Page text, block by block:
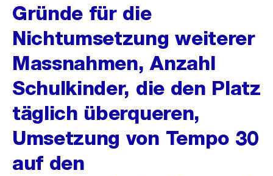
Gründe für die
Nichtumsetzung weiterer
Massnahmen, Anzahl
Schulkinder, die den Platz
täglich überqueren,
Umsetzung von Tempo 30
auf den